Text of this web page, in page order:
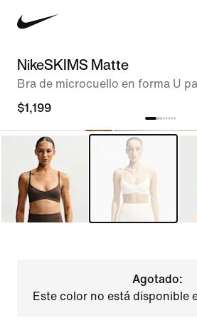
NikeSKIMS Matte
Bra de microcuello en forma U
$1,199
Agotado:
Este color no está disponible